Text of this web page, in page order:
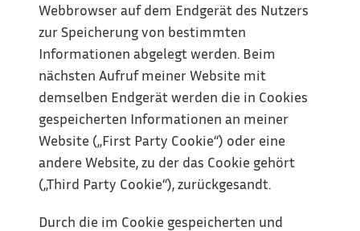
Webbrowser auf dem Endgerät des Nutzers
zur Speicherung von bestimmten
Informationen abgelegt werden. Beim
nächsten Aufruf meiner Website mit
demselben Endgerät werden die in Cookies
gespeicherten Informationen an meiner
Website („First Party Cookie“) oder eine
andere Website, zu der das Cookie gehört
(„Third Party Cookie“), zurückgesandt.
Durch die im Cookie gespeicherten und